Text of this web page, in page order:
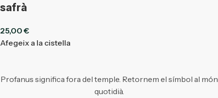
safrà
25,00€
Afegeix a la cistella
Profanus significa fora del temple. Retornem el símbol al món
quotidià.